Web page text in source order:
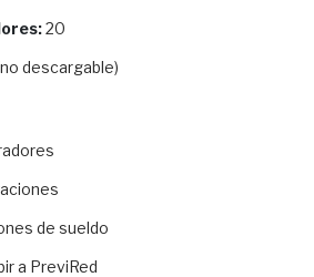
20
descargable)
de sueldo
a PreviRed